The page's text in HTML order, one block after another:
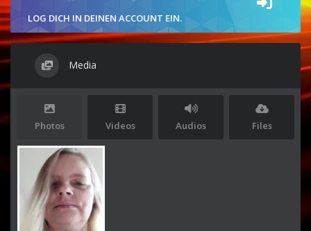
LOG DICH IN DEINEN ACCOUNT EIN.
Media
Photos Videos Audios Files